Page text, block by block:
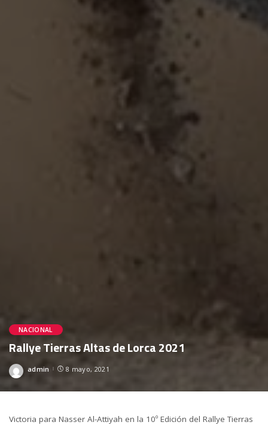
NACIONAL
Rallye Tierras Altas de Lorca 2021
Posted
admin 8 mayo, 2021
Victoria para Nasser Al-Attiyah en la 10º Edición del Rallye Tierras